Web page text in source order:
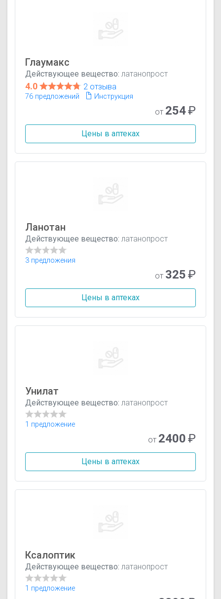
Глаумакс
Действующее вещество: латанопрост
4.0 2 отзыва
76 предложений Инструкция
от 254₽
Цены в аптеках
Ланотан
Действующее вещество: латанопрост
3 предложения
от 325₽
Цены в аптеках
Унилат
Действующее вещество: латанопрост
1 предложение
от 2400₽
Цены в аптеках
Ксалоптик
Действующее вещество: латанопрост
1 предложение